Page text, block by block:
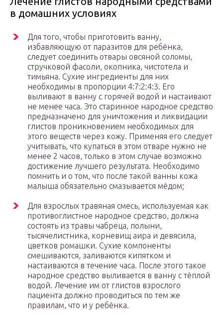
в домашних условиях
Для того, чтобы приготовить ванну,
избавляющую от паразитов для ребёнка,
следует соединить отвары овсяной соломы,
стручковой фасоли, окопника, чистотела и
тимьяна. Сухие ингредиенты для них
необходимы в пропорции 4:7:2:4:3. Его
выливают в ванну с горячей водой и настаивают
не менее часа. Это старинное народное средство
предназначено для уничтожения и ликвидации
глистов проникновением необходимых для
этого веществ через кожу. Применяя его следует
учитывать, что купаться в этом отваре нужно не
менее 2 часов, только в этом случае возможно
достижение лучшего результата. Необходимо
помнить и о том, что после такой ванны кожа
малыша обязательно смазывается мёдом;
Для взрослых травяная смесь, используемая как
противоглистное народное средство, должна
состоять из травы чабреца, полыни,
тысячелистника, корневищ аира и девясила,
цветков ромашки. Сухие компоненты
смешиваются, заливаются кипятком и
настаиваются в течение часа. После этого такое
народное средство выливается в ванну с тёплой
водой. Лечение им от глистов взрослого
пациента должно проводиться по тем же
правилам, что и у ребёнка.